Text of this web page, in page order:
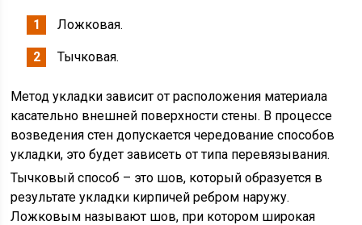
Ложковая.
Тычковая.
Метод укладки зависит от расположения материала
касательно внешней поверхности стены. В процессе
возведения стен допускается чередование способов
укладки, это будет зависеть от типа перевязывания.
Тычковый способ – это шов, который образуется в
результате укладки кирпичей ребром наружу.
Ложковым называют шов, при котором широкая